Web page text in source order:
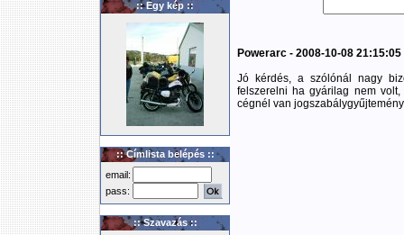
:: Egy kép ::
:: Címlista belépés ::
email:
pass:
:: Szavazás ::
Powerarc - 2008-10-08 21:15:05
Jó kérdés, a szólónál nagy
felszerelni ha gyárilag nem
cégnél van